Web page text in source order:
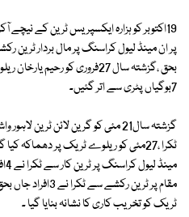
بحق ،گزشتہ سال 27فروری کو
7بوگیاں پٹری سے اتر گئیں۔
گزشتہ سال21 مئی کو گرین لائن
ٹکرا ،27مئی کو ریلوے ٹریک پر دھماکہ
ٹریک کو تخریب کاری کا نشانہ بنایا گیا ۔